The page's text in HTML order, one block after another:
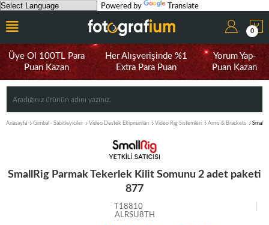
Powered by Translate
0
Üye Ol 100TL Para
Puan Kazan
Her Alışverişinde %1
Extra Para Puan
Yorum Yap-
Puan Kazan
Anasayfa Gimbal - Sabitleyiciler Video Destek Ekipmanları Video Rig Sistemleri Arms & Brackets
SmallRig Parmak Tekerlek Kilit Somunu 2 adet paketi
877
T18810
ALRSU8TH